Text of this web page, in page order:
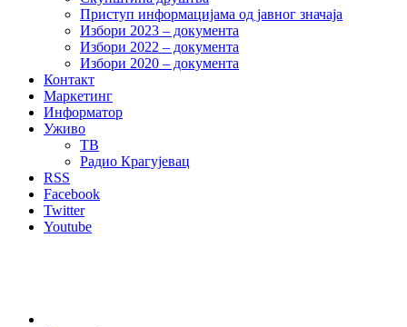
Приступ информацијама од јавног значаја
Избори 2023 – документа
Избори 2022 – документа
Избори 2020 – документа
Контакт
Маркетинг
Информатор
Уживо
ТВ
Радио Крагујевац
RSS
Facebook
Twitter
Youtube